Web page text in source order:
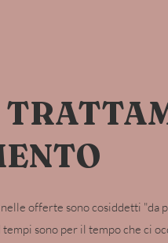
offerte sono cosiddetti "da
sono per il tempo che ci